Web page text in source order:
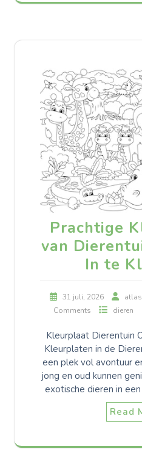
Prachtige
van
In te
31 juli, 2026
Comments
dieren
Kleurplaat Dierentuin
Kleurplaten in de
een plek vol avontuur
jong en oud kunnen
exotische dieren in
Read